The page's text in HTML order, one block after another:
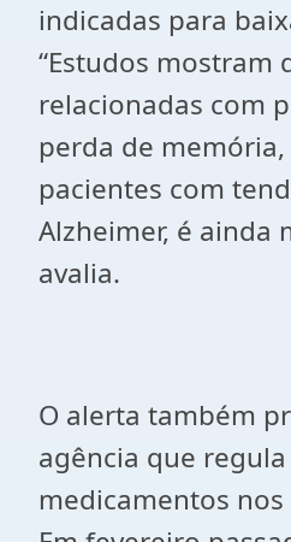
indicadas para
“Estudos mostram
relacionadas com
perda de
pacientes com
Alzheimer, é ainda
avalia.
O alerta também
agência que
medicamentos